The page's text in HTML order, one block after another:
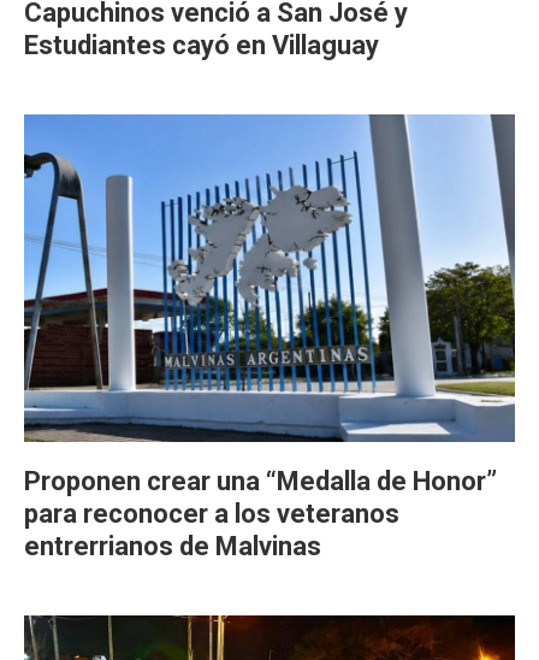
Capuchinos venció a San José y
Estudiantes cayó en Villaguay
Proponen crear una “Medalla de Honor”
para reconocer a los veteranos
entrerrianos de Malvinas